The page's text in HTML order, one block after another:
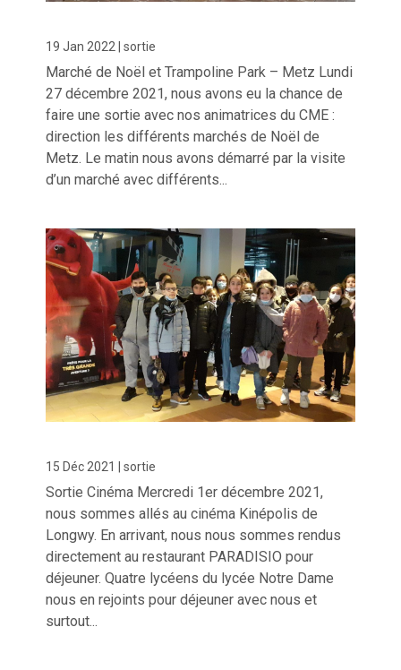
19 Jan 2022 |sortie
Marché de Noël et Trampoline Park – Metz Lundi
27 décembre 2021, nous avons eu la chance de
faire une sortie avec nos animatrices du CME :
direction les différents marchés de Noël de
Metz. Le matin nous avons démarré par la visite
d’un marché avec différents...
15 Déc 2021 |sortie
Sortie Cinéma Mercredi 1er décembre 2021,
nous sommes allés au cinéma Kinépolis de
Longwy. En arrivant, nous nous sommes rendus
directement au restaurant PARADISIO pour
déjeuner. Quatre lycéens du lycée Notre Dame
nous en rejoints pour déjeuner avec nous et
surtout...